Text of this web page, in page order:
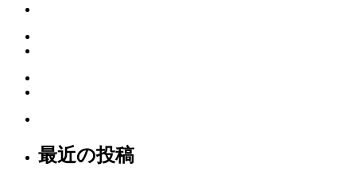
最近の投稿